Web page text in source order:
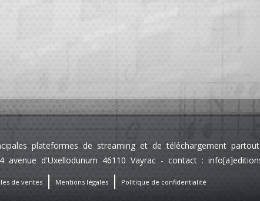
plateformes de streaming et de téléchargement
d'Uxellodunum 46110 Vayrac - contact :
de ventes Mentions légales Politique de confidentialité